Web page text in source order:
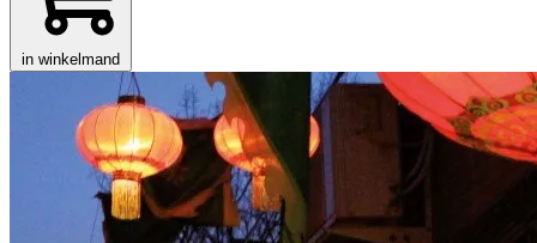
in winkelmand